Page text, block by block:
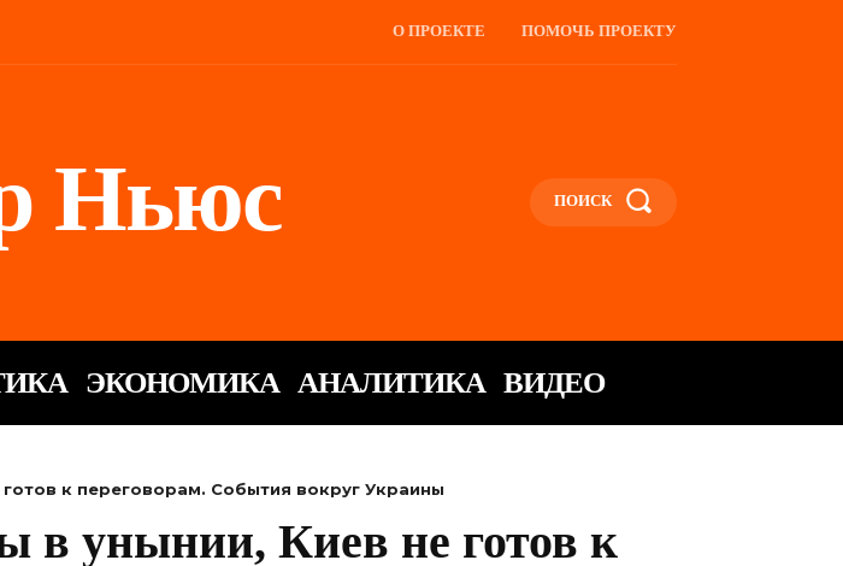
О ПРОЕКТЕ ПОМОЧЬ ПРОЕКТУ
Ньюс ПОИСК
ЭКОНОМИКА АНАЛИТИКА ВИДЕО
к переговорам. События вокруг Украины
в унынии, Киев не готов к